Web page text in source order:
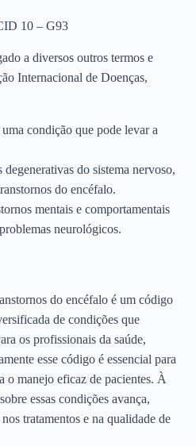
10 – G93
a diversos outros termos e
Internacional de Doenças,
condição que pode levar a
degenerativas do sistema nervoso,
do encéfalo.
mentais e comportamentais
neurológicos.
do encéfalo é um código
de condições que
os profissionais da saúde,
esse código é essencial para
o manejo eficaz de pacientes. À
essas condições avança,
tratamentos e na qualidade de